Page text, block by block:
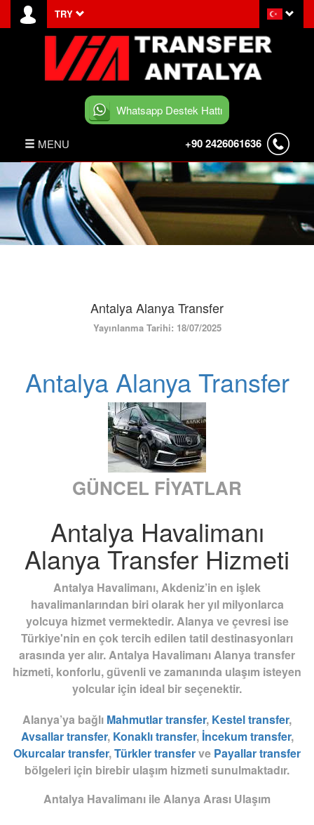
TRY
Whatsapp Destek Hattı
MENU +90 2426061636
ANASAYFA
HABERLER
BELEK TRANSFER
ÜYE GİRİŞİ / KAYIT
Antalya Alanya Transfer
Yayınlanma Tarihi: 18/07/2025
Antalya Alanya Transfer
GÜNCEL FİYATLAR
Antalya Havalimanı
Alanya Transfer Hizmeti
Antalya Havalimanı, Akdeniz’in en işlek
havalimanlarından biri olarak her yıl milyonlarca
yolcuya hizmet vermektedir. Alanya ve çevresi ise
Türkiye'nin en çok tercih edilen tatil destinasyonları
arasında yer alır.Antalya Havalimanı Alanya transfer
hizmeti, konforlu, güvenli ve zamanında ulaşım isteyen
yolcular için ideal bir seçenektir.
Alanya’ya bağlı Mahmutlar transfer, Kestel transfer,
Avsallar transfer, Konaklı transfer, İncekum transfer,
Okurcalar transfer,Türkler transferve Payallar transfer
bölgeleri için birebir ulaşım hizmeti sunulmaktadır.
Antalya Havalimanı ile Alanya Arası Ulaşım